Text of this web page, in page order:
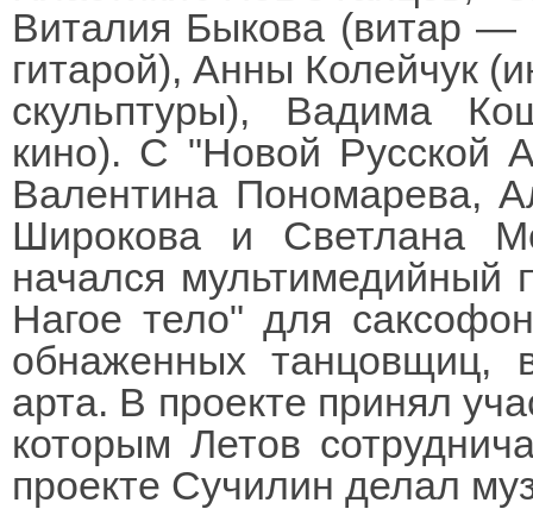
Виталия Быкова (витар —
гитарой), Анны Колейчук
скульптуры), Вадима
кино). С "Новой Русской
Валентина Пономарева,
Широкова и Светлана
начался
Нагое тело" для
обнаженных танцовщиц,
арта. В проекте принял
которым Летов
проекте Сучилин делал